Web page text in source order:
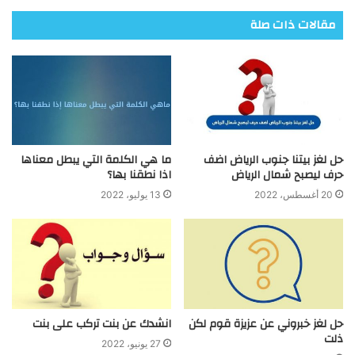
مقالات ذات صلة
حل لغز بيتنا جنوب الرياض اضف
حرف ليصبح شمال الرياض
20 أغسطس، 2022
ما هي الكلمة التي يبطل معناها
اذا نطقنا بها؟
13 يوليو، 2022
حل لغز خبروني عن عزيزة قوم لكن
ذلت
انشدك عن بنت تركب على بنت
27 يونيو، 2022